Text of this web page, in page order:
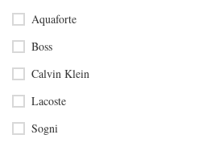
Aquaforte
Boss
Calvin Klein
Lacoste
Sogni